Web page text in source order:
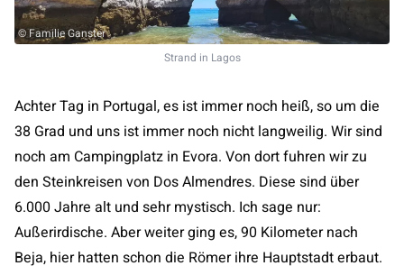
© Familie Ganster
Strand in Lagos
Achter Tag in Portugal, es ist immer noch heiß, so um die
38 Grad und uns ist immer noch nicht langweilig. Wir sind
noch am Campingplatz in Evora. Von dort fuhren wir zu
den Steinkreisen von Dos Almendres. Diese sind über
6.000 Jahre alt und sehr mystisch. Ich sage nur:
Außerirdische. Aber weiter ging es, 90 Kilometer nach
Beja, hier hatten schon die Römer ihre Hauptstadt erbaut.